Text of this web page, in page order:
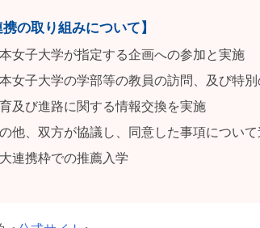
携の取り組みについて】
女子大学が指定する企画への参加と実施
女子大学の学部等の教員の訪問、及び特
及び進路に関する情報交換を実施
他、双方が協議し、同意した事項につい
連携枠での推薦入学